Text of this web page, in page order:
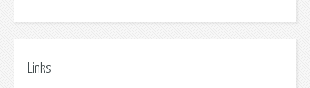
Links